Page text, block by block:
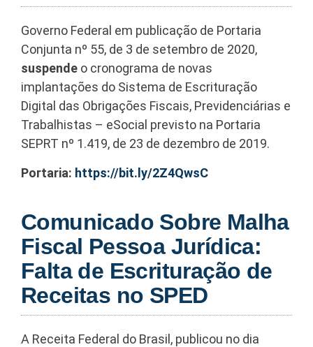
Governo Federal em publicação de Portaria
Conjunta nº 55, de 3 de setembro de 2020,
suspende o cronograma de novas
implantações do Sistema de Escrituração
Digital das Obrigações Fiscais, Previdenciárias e
Trabalhistas – eSocial previsto na Portaria
SEPRT nº 1.419, de 23 de dezembro de 2019.
Portaria: https://bit.ly/2Z4QwsC
Comunicado Sobre Malha
Fiscal Pessoa Jurídica:
Falta de Escrituração de
Receitas no SPED
A Receita Federal do Brasil, publicou no dia